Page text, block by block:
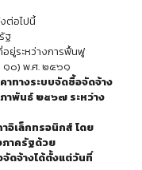
ต่อไปนี้
ฐ
ยู่ระหว่างการฟื้นฟู
๑๐) พ.ศ. ๒๕๖๑
าทางระบบจัดซื้อจัดจ้าง
าพันธ์ ๒๕๖๗ ระหว่าง
อิเล็กทรอนิกส์ โดย
ภาครัฐด้วย
ดจ้างได้ตั้งแต่วันที่